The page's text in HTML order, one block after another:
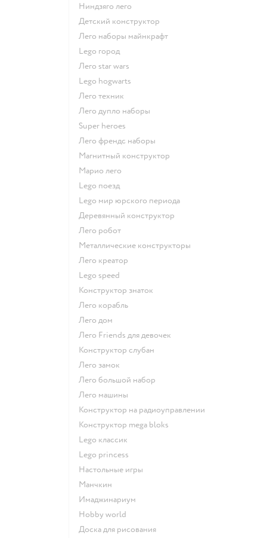
Ниндзяго лего
Детский конструктор
Лего наборы майнкрафт
Lego город
Лего star wars
Lego hogwarts
Лего техник
Лего дупло наборы
Super heroes
Лего френдс наборы
Магнитный конструктор
Марио лего
Lego поезд
Lego мир юрского периода
Деревянный конструктор
Лего робот
Металлические конструкторы
Лего креатор
Lego speed
Конструктор знаток
Лего корабль
Лего дом
Лего Friends для девочек
Конструктор слубан
Лего замок
Лего большой набор
Лего машины
Конструктор на радиоуправлении
Конструктор mega bloks
Lego классик
Lego princess
Настольные игры
Манчкин
Имаджинариум
Hobby world
Доска для рисования